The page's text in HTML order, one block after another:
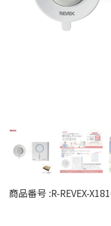
商品番号 :R-REVEX-